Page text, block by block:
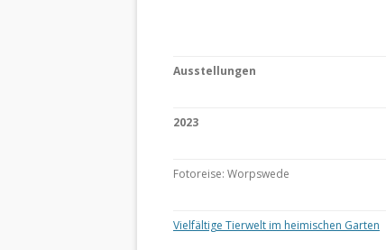
Ausstellungen
2023
Fotoreise: Worpswede
Vielfältige Tierwelt im heimischen Garten